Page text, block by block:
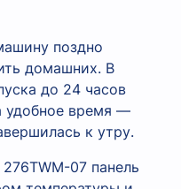
поздно
домашних. В
до 24 часов
удобное время —
к утру.